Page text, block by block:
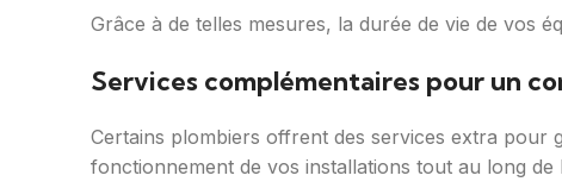
Grâce à de telles mesures, la durée de vie de vos
Services complémentaires pour un
Certains plombiers offrent des services extra pour
fonctionnement de vos installations tout au long de